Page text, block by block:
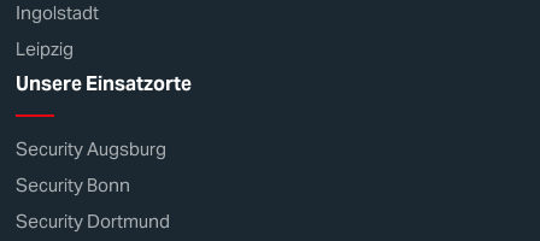
Ingolstadt
Leipzig
Unsere Einsatzorte
Security Augsburg
Security Bonn
Security Dortmund